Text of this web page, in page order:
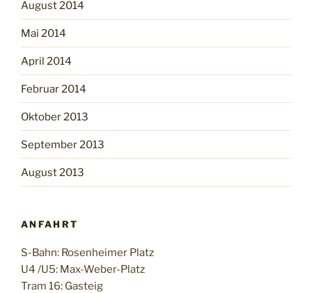
August 2014
Mai 2014
April 2014
Februar 2014
Oktober 2013
September 2013
August 2013
ANFAHRT
S-Bahn: Rosenheimer Platz
U4 /U5: Max-Weber-Platz
Tram 16: Gasteig